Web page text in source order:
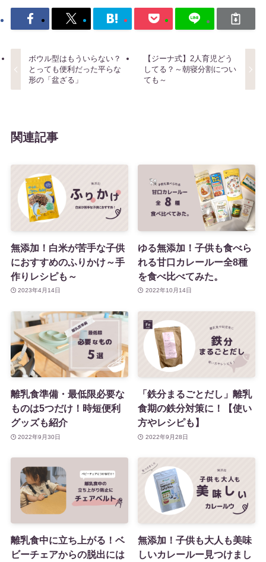
ボウル型はもういらない？
とっても便利だった平らな
形の「盆ざる」
【ジーナ式】2人育児どう
してる？～朝寝分割につい
ても～
関連記事
無添加！白米が苦手な子供
におすすめのふりかけ～手
作りレシピも～
2023年4月14日
ゆる無添加！子供も食べら
れる甘口カレールー全8種
を食べ比べてみた。
2022年10月14日
離乳食準備・最低限必要な
ものは5つだけ！時短便利
グッズも紹介
2022年9月30日
「鉄分まるごとだし」離乳
食期の鉄分対策に！【使い
方やレシピも】
2022年9月28日
離乳食中に立ち上がる！ベ
ビーチェアからの脱出には
無添加！子供も大人も美味
しいカレールー見つけまし